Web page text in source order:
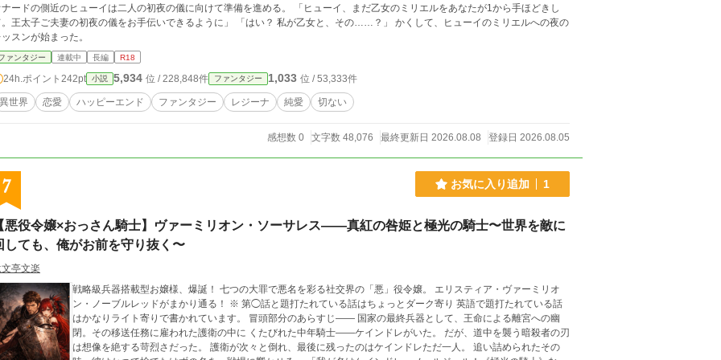
ードの側近のヒューイは二人の初夜の儀に向けて準備を進める。 「ヒューイ、まだ乙女のミリエルをあなたが1から手ほどきし
王太子ご夫妻の初夜の儀をお手伝いできるように」 「はい？ 私が乙女と、その……？」 かくして、ヒューイのミリエルへの夜の
スンが始まった。
ァンタジー 連載中 長編 R18
24h.ポイント 242pt 小説 5,934 位 / 228,848件 ファンタジー 1,033 位 / 53,333件
異世界 恋愛 ハッピーエンド ファンタジー レジーナ 純愛 切ない
感想数 0 文字数 48,076 最終更新日 2026.08.08 登録日 2026.08.05
7 お気に入り追加 1
悪役令嬢×おっさん騎士】ヴァーミリオン・ソーサレス——真紅の咎姫と極光の騎士〜世界を敵に
しても、俺がお前を守り抜く〜
亭文楽
戦略級兵器搭載型お嬢様、爆誕！ 七つの大罪で悪名を彩る社交界の「悪」役令嬢。 エリスティア・ヴァーミリオ
ン・ノーブルレッドがまかり通る！ ※ 第◯話と題打たれている話はちょっとダーク寄り 英語で題打たれている話
はかなりライト寄りで書かれています。 冒頭部分のあらすじ—— 国家の最終兵器として、王命による離宮への幽
閉。その移送任務に雇われた護衛の中に くたびれた中年騎士――ケインドレがいた。 だが、道中を襲う暗殺者の刃
は想像を絶する苛烈さだった。 護衛が次々と倒れ、最後に残ったのはケインドレただ一人。 追い詰められたその